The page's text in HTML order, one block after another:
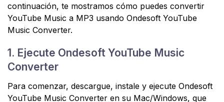
continuación, te mostramos cómo puedes convertir
YouTube Music a MP3 usando Ondesoft YouTube
Music Converter.
1. Ejecute Ondesoft YouTube Music
Converter
Para comenzar, descargue, instale y ejecute Ondesoft
YouTube Music Converter en su Mac/Windows, que